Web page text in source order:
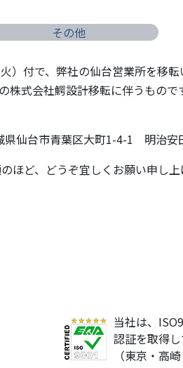
その他
）付で、弊社の仙台営業所を移転
株式会社鰐設計移転に伴うもので
仙台市青葉区大町1-4-1 明治安
ほど、どうぞ宜しくお願い申し上
当社は、
認証を取得
（東京・高崎